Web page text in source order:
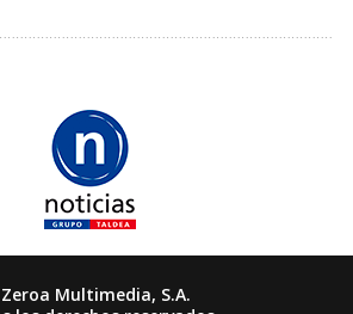
Multimedia, S.A.